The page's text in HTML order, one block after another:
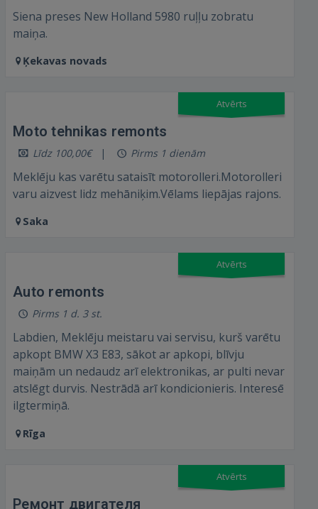
Siena preses New Holland 5980 ruļļu zobratu
maiņa.
Ķekavas novads
Atvērts
Moto tehnikas remonts
Līdz 100,00€ Pirms 1 dienām
Meklēju kas varētu sataisīt motorolleri.Motorolleri
varu aizvest lidz mehāniķim.Vēlams liepājas rajons.
Saka
Atvērts
Auto remonts
Pirms 1 d. 3 st.
Labdien, Meklēju meistaru vai servisu, kurš varētu
apkopt BMW X3 E83, sākot ar apkopi, blīvju
maiņām un nedaudz arī elektronikas, ar pulti nevar
atslēgt durvis. Nestrādā arī kondicionieris. Interesē
ilgtermiņā.
Rīga
Atvērts
Ремонт двигателя